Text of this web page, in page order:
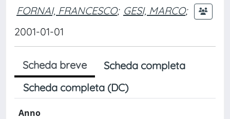
FORNAI, FRANCESCO; GESI, MARCO;
2001-01-01
Scheda breve
Scheda completa
Scheda completa (DC)
Anno